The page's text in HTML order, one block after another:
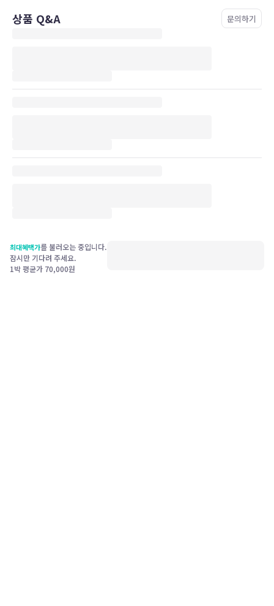
상품 Q&A 문의하기
최대혜택가를 불러오는 중입니다.
잠시만 기다려 주세요.
1박 평균가 70,000원